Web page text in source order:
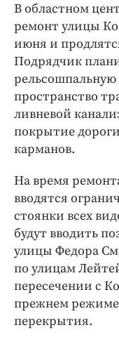
В областном
ремонт улицы
июня и
Подрядчик
пространство
ливневой
покрытие
карманов.
На время
вводятся
стоянки всех
будут вводить
улицы Федора
по улицам
пересечении с
прежнем
перекрытия.